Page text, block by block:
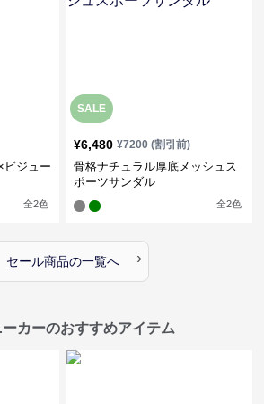
ビジュー
全2色
SALE
¥6,480 ¥7200(割引前)
骨格ナチュラル厚底メッシュス
ポーツサンダル
全2色
セール商品の一覧へ ›
カーのおすすめアイテム